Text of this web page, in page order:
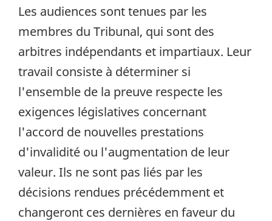
Les audiences sont tenues par les
membres du Tribunal, qui sont des
arbitres indépendants et impartiaux. Leur
travail consiste à déterminer si
l'ensemble de la preuve respecte les
exigences législatives concernant
l'accord de nouvelles prestations
d'invalidité ou l'augmentation de leur
valeur. Ils ne sont pas liés par les
décisions rendues précédemment et
changeront ces dernières en faveur du